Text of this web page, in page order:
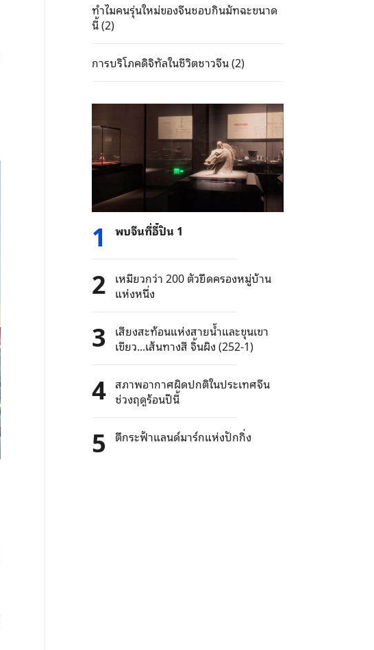
ทำไมคนรุ่นใหม่ของจีนชอบกินมัทฉะขนาด
นี้ (2)
การบริโภคดิจิทัลในชีวิตชาวจีน (2)
1 พบจีนที่อี๋ปิน 1
2 เหมียวกว่า 200 ตัวยึดครองหมู่บ้าน
แห่งหนึ่ง
3 เสียงสะท้อนแห่งสายน้ำและขุนเขา
เขียว...เส้นทางสี จิ้นผิง (252-1)
4 สภาพอากาศผิดปกติในประเทศจีน
ช่วงฤดูร้อนปีนี้
5 ตึกระฟ้าแลนด์มาร์กแห่งปักกิ่ง